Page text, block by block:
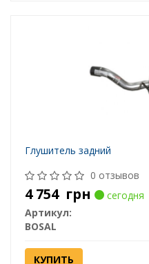
Глушитель задний
0 отзывов
4 754 грн
сегодня
Артикул:
BOSAL
КУПИТЬ